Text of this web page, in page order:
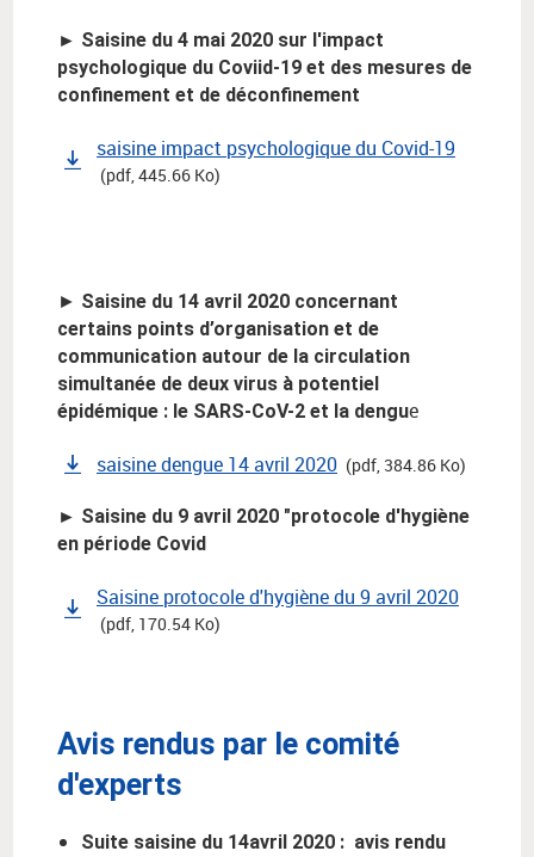
► Saisine du 4 mai 2020 sur l'impact
psychologique du Coviid-19 et des mesures de
confinement et de déconfinement
saisine impact psychologique du Covid-19
(pdf, 445.66 Ko)
► Saisine du 14 avril 2020 concernant
certains points d’organisation et de
communication autour de la circulation
simultanée de deux virus à potentiel
épidémique : le SARS-CoV-2 et la dengue
saisine dengue 14 avril 2020 (pdf, 384.86 Ko)
► Saisine du 9 avril 2020 "protocole d'hygiène
en période Covid
Saisine protocole d'hygiène du 9 avril 2020
(pdf, 170.54 Ko)
Avis rendus par le comité
d'experts
Suite saisine du 14avril 2020 : avis rendu